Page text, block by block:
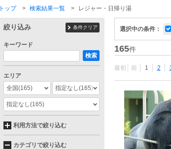
トップ 検索結果一覧 レジャー・日帰り湯
選択中の条件：
165件
最初 前 1 2
絞り込み 条件クリア
キーワード
検索
エリア
全国(165) 指定なし(165)
指定なし(165)
利用方法で絞り込む
カテゴリで絞り込む